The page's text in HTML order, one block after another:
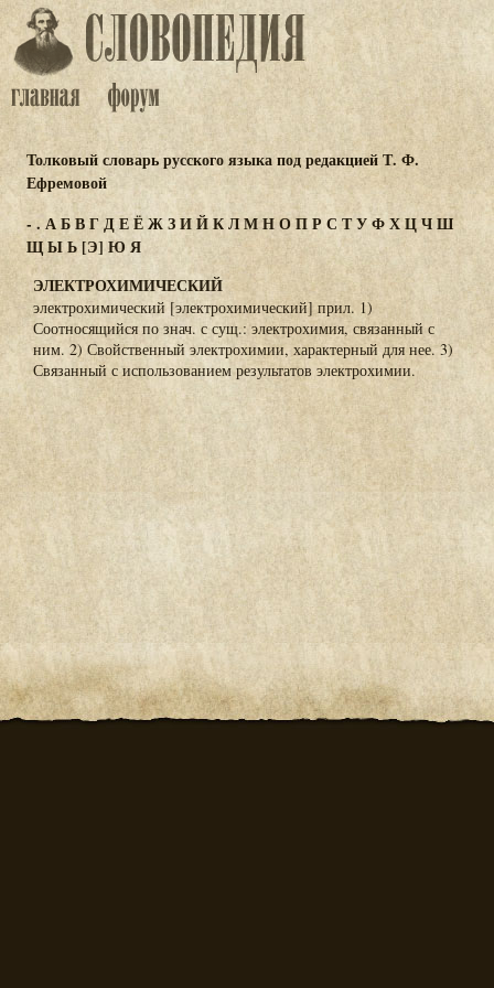
Толковый словарь русского языка под редакцией Т. Ф.
Ефремовой
- . АБВГДЕЁЖЗИЙКЛМНОПР С ТУФХЦЧШ
ЩЫЬ[Э] ЮЯ
ЭЛЕКТРОХИМИЧЕСКИЙ
электрохимический [электрохимический] прил. 1)
Соотносящийся по знач. с сущ.: электрохимия, связанный с
ним. 2) Свойственный электрохимии, характерный для нее. 3)
Связанный с использованием результатов электрохимии.